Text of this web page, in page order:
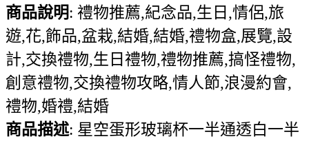
商品說明: 禮物推薦,紀念品,生日,情侶,旅
遊,花,飾品,盆栽,結婚,結婚,禮物盒,展覽,設
計,交換禮物,生日禮物,禮物推薦,搞怪禮物,
創意禮物,交換禮物攻略,情人節,浪漫約會,
禮物,婚禮,結婚
商品描述: 星空蛋形玻璃杯一半通透白一半